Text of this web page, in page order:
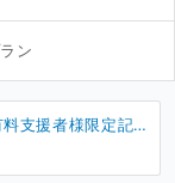
ン
料支援者様限定記事